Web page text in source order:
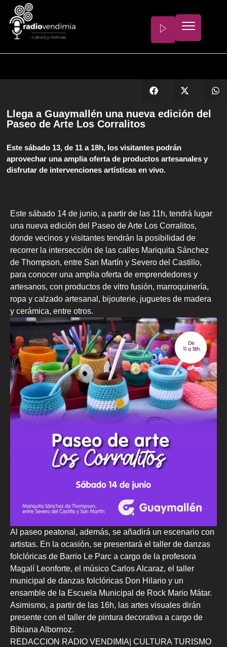
Llega a Guaymallén una nueva edición del
Paseo de Arte Los Corralitos
Este sábado 13, de 11 a 18h, los visitantes podrán
aprovechar una amplia oferta de productos artesanales y
disfrutar de intervenciones artísticas en vivo.
Este sábado 14 de junio, a partir de las 11h, tendrá lugar
una nueva edición del Paseo de Arte Los Corralitos,
donde vecinos y visitantes tendrán la posibilidad de
recorrer la intersección de las calles Mariquita Sánchez
de Thompson, entre San Martín y Severo del Castillo,
para conocer una amplia oferta de emprendedores y
artesanos, con productos de vitro fusión, marroquinería,
ropa y calzado artesanal, bijouterie, juguetes de madera
y cerámica, entre otros.
Al paseo peatonal, además, se añadirá un escenario con
artistas. En la ocasión, se presentará el taller de danzas
folclóricas de Barrio Le Parc a cargo de la profesora
Magalí Leonforte, el músico Carlos Alcaraz, el taller
municipal de danzas folclóricas Don Hilario y un
ensamble de la Escuela Municipal de Rock Mario Mátar.
Asimismo, a partir de las 16h, las artes visuales dirán
presente con el taller de pintura decorativa a cargo de
Bibiana Albornoz.
REDACCION RADIO VENDIMIA| CULTURA TURISMO